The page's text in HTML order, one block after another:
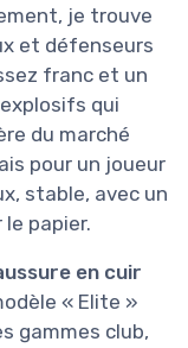
je trouve
et défenseurs
franc et un
qui
du marché
pour un joueur
stable, avec un
papier.
en cuir
« Elite »
gammes club,